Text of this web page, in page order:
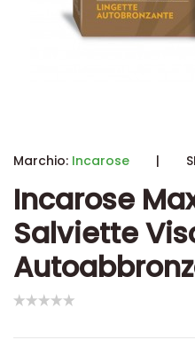
Marchio: Incarose |
Incarose
Salviette